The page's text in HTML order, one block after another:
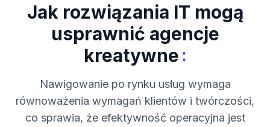
Jak rozwiązania IT mogą
usprawnić agencje
kreatywne:
Nawigowanie po rynku usług wymaga
równoważenia wymagań klientów i twórczości,
co sprawia, że efektywność operacyjna jest